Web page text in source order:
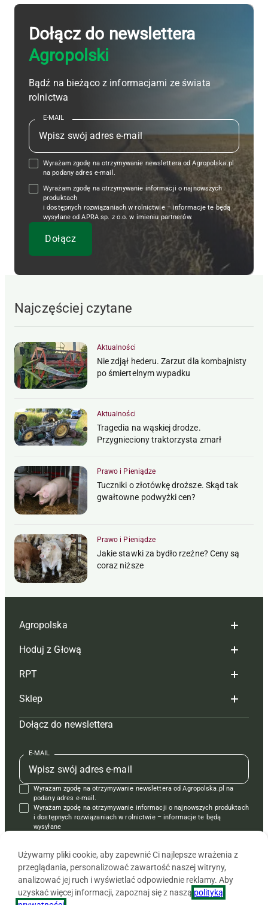
Dołącz do newslettera
Agropolski
Bądź na bieżąco z informacjami ze świata
rolnictwa
E-MAIL
Wyrażam zgodę na otrzymywanie newslettera od Agropolska.pl
na podany adres e-mail.
Wyrażam zgodę na otrzymywanie informacji o najnowszych
produktach
i dostępnych rozwiązaniach w rolnictwie – informacje te będą
wysyłane od APRA sp. z o.o. w imieniu partnerów.
Najczęściej czytane
Aktualności
Nie zdjął hederu. Zarzut dla kombajnisty
po śmiertelnym wypadku
Aktualności
Tragedia na wąskiej drodze.
Przygnieciony traktorzysta zmarł
Prawo i Pieniądze
Tuczniki o złotówkę droższe. Skąd tak
gwałtowne podwyżki cen?
Prawo i Pieniądze
Jakie stawki za bydło rzeźne? Ceny są
coraz niższe
Agropolska
Redakcja
Reklama
Tagi
Mapa serwisu
Kontakt
Regulamin
Polityka prywatności
Hoduj z Głową
Hoduj z głową bydło
Hoduj z głową świnie
Prenumerata
Redakcja
Kontakt
Reklama
RPT
Redakcja
Prenumerata
Reklama
Kontakt
Krzyżówki
Sklep
Czasopisma i prenumerata
Książki
Regulamin
Dołącz do newslettera
E-MAIL
Wyrażam zgodę na otrzymywanie newslettera od Agropolska.pl na
podany adres e-mail.
Wyrażam zgodę na otrzymywanie informacji o najnowszych produktach
i dostępnych rozwiązaniach w rolnictwie – informacje te będą
wysyłane
Używamy pliki cookie, aby zapewnić Ci najlepsze wrażenia z
przeglądania, personalizować zawartość naszej witryny,
analizować jej ruch i wyświetlać odpowiednie reklamy. Aby
uzyskać więcej informacji, zapoznaj się z naszą polityką